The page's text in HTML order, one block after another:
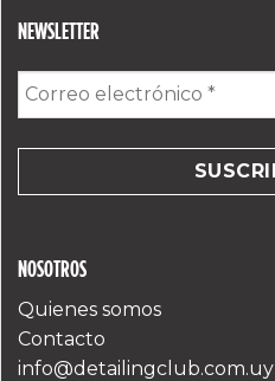
NOSOTROS
Quienes somos
Contacto
info@detailingclub.com.uy
NEWSLETTER
electrónico